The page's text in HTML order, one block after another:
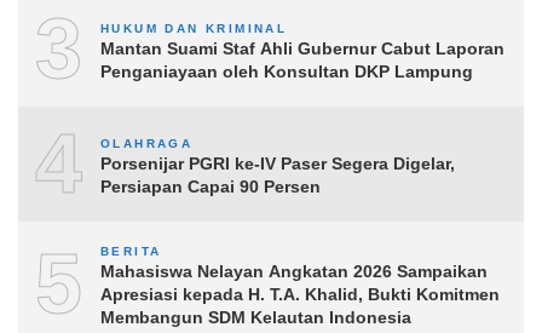
3 HUKUM DAN KRIMINAL
Mantan Suami Staf Ahli Gubernur Cabut Laporan
Penganiayaan oleh Konsultan DKP Lampung
4 OLAHRAGA
Porsenijar PGRI ke-IV Paser Segera Digelar,
Persiapan Capai 90 Persen
5 BERITA
Mahasiswa Nelayan Angkatan 2026 Sampaikan
Apresiasi kepada H. T.A. Khalid, Bukti Komitmen
Membangun SDM Kelautan Indonesia